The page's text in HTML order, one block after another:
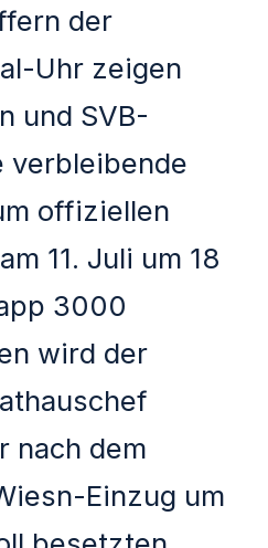
der
Uhr zeigen
und SVB-
verbleibende
offiziellen
11. Juli um 18
3000
wird der
nach dem
Einzug um